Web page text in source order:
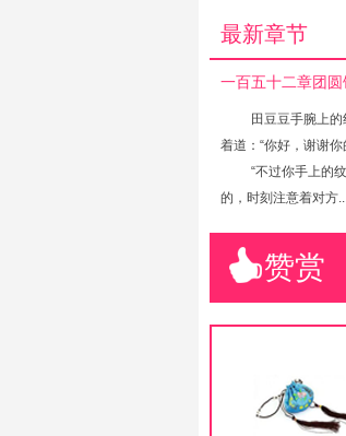
最新章节
一百五十二章团圆
田豆豆手腕上
着道：“你好，谢谢
“不过你手上的
的，时刻注意着对方
赞赏